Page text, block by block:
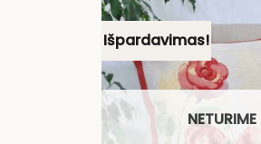
Išpardavimas!
NETURIME